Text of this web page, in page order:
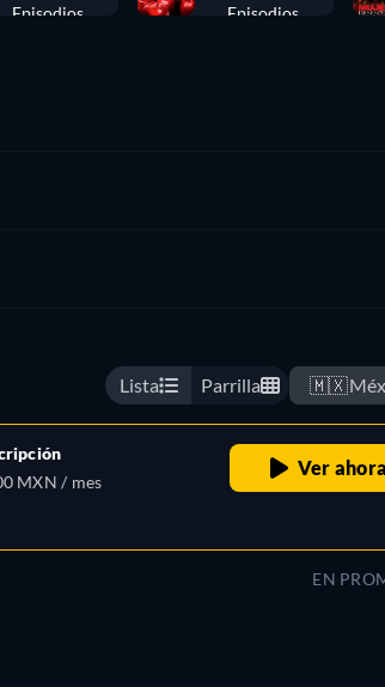
Episodios
Episodios
Lista Parrilla 🇲🇽
MXN / mes
Ver ahora
EN